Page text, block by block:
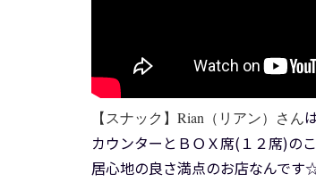
【スナック】Rian（リアン）さん
カウンターとＢＯＸ席(１２席)の
居心地の良さ満点のお店なんです